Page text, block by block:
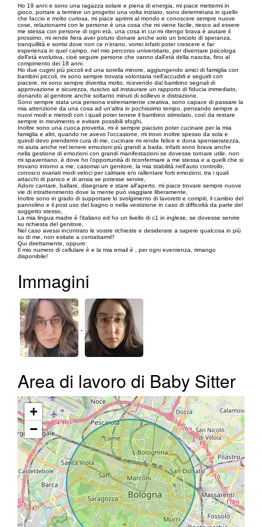
Ho 19 anni e sono una ragazza solare e piena di energia, mi piace mettermi in
gioco, portare a termine un progetto una volta iniziato, sono determinata in quello
che faccio e molto curiosa, mi piace aprirmi al mondo e conoscere sempre nuove
cose, relazionarmi con le persone è una cosa che mi viene facile, riesco ad essere
me stessa con persone di ogni età, una cosa in cui mi ritengo brava è aiutare il
prossimo, mi rende fiera aver potuto donare anche solo un briciolo di speranza,
tranquillità e sorrisi dove non ce n'erano, vorrei infatti poter crescere e far
esperienza in quel campo, nel mio percorso universitario, per diventare psicologa
dell'etá evolutiva, cioè seguire persone che vanno dall'età della nascita, fino al
compimento dei 18 anni.
Ho due cugini più piccoli ed una sorella minore, aggiungendo amici di famiglia con
bambini piccoli, mi sono sempre trovata volontaria nell'accudirli e seguirli con
piacere, mi sono sempre divertita molto, ricevendo dal bambino segnali di
approvazione e sicurezza, riuscivo ad instaurare un rapporto di fiducia immediato,
donando al genitore anche soltanto minuti di sollievo e distrazione.
Sono sempre stata una persona estremamente creativa, sono capace di passare la
mia attenzione da una cosa ad un'altra in pochissimo tempo, pensando sempre a
nuovi modi e metodi con i quali poter tenere il bambino stimolato, così da restare
sempre in movimento e evitare possibili sfoghi,
Inoltre sono una cuoca provetta, mi è sempre piaciuto poter cucinare per la mia
famiglia e altri, quando ne avevo l'occasione, mi trovo inoltre spesso da sola e
quindi devo prendermi cura di me, cucinare mi rende felice e dona spensieratezza,
mi aiuta anche nel tenere emozioni più grandi a bada, infatti sono brava anche
nella gestione di emozioni con grandi manifestazioni se dovesse tornare utile, non
mi spaventano, è dove ho l'opportunità di riconfermare a me stessa e a quelli che si
trovano intorno a me, casomai un genitore, la mia stabilità nell'auto controllo,
conosco svariati modi veloci per calmare e/o rallentare forti emozioni, tra i quali
attacchi di panico e di ansia se potesse servire,
Adoro cantare, ballare, disegnare e stare all'aperto, mi piace trovare sempre nuove
vie di intrattenimento dove la mente può viaggiare liberamente,
Inoltre sono in grado di supportare lo svolgimento di lavoretti e compiti, il cambio del
pannolino e il post uso del bagno o nella vestizione in caso di difficoltà da parte del
soggetto stesso,
La mia lingua madre è l'italiano ed ho un livello di c1 in inglese, se dovesse servire
su richiesta del genitore,
Nel caso avessi incontrato le vostre richieste e desiderate a sapere qualcosa in più
su di me, non esitate a contattarmi!!
Qui direttamente, oppure:
Il mio numero di cellulare è e la mia email è , per ogni evenienza, rimango
disponibile!
Immagini
Area di lavoro di Baby Sitter
+
−